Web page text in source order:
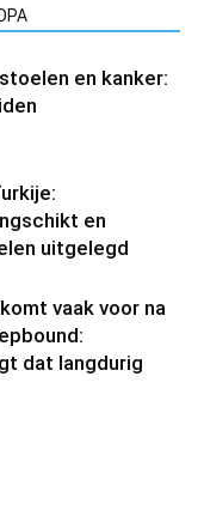
en kanker:
en
uitgelegd
vaak voor na
dat langdurig